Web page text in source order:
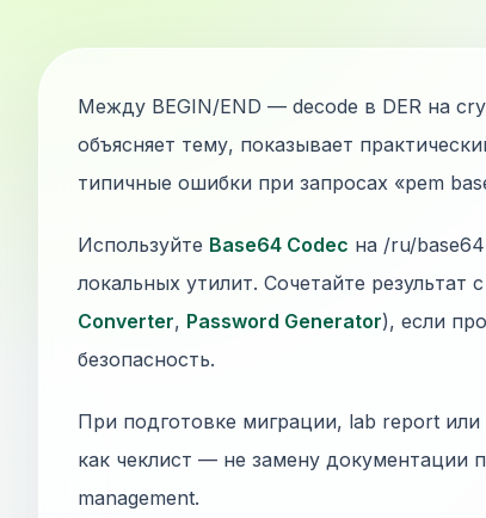
Между BEGIN/END — decode в DER на
объясняет тему, показывает
типичные ошибки при запросах «pem
Используйте Base64 Codec на /ru/
локальных утилит. Сочетайте результат
Converter, Password Generator), если
безопасность.
При подготовке миграции, lab report
как чеклист — не замену документации
management.